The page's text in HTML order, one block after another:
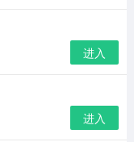
进入
进入